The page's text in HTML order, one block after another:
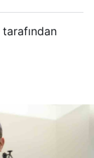
tarafından